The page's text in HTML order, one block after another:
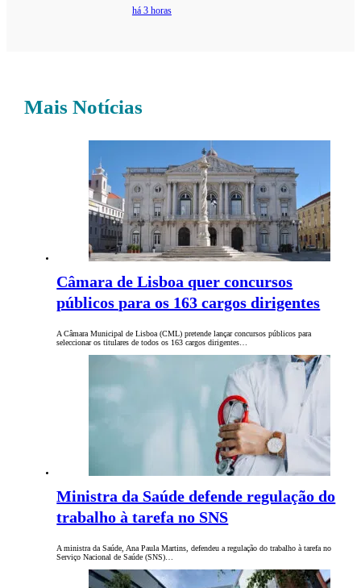
há 3 horas
Mais Notícias
Câmara de Lisboa quer concursos
públicos para os 163 cargos dirigentes
A Câmara Municipal de Lisboa (CML) pretende lançar concursos públicos para
seleccionar os titulares de todos os 163 cargos dirigentes…
Ministra da Saúde defende regulação do
trabalho à tarefa no SNS
A ministra da Saúde, Ana Paula Martins, defendeu a regulação do trabalho à tarefa no
Serviço Nacional de Saúde (SNS)…